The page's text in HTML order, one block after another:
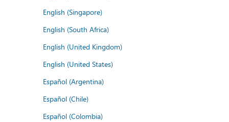
English (Singapore)
English (South Africa)
English (United Kingdom)
English (United States)
Español (Argentina)
Español (Chile)
Español (Colombia)